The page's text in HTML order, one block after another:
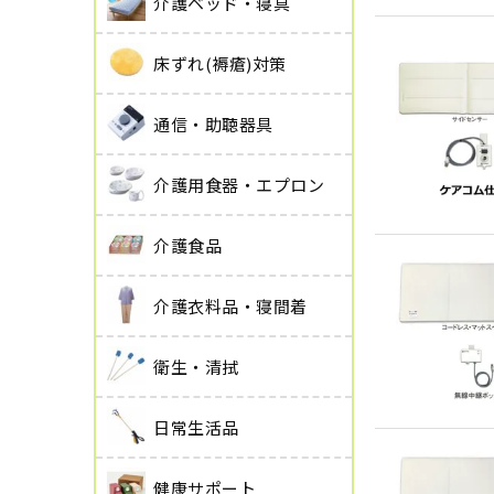
床ずれ(褥瘡)対策
通信・助聴器具
介護用食器・エプロン
介護食品
介護衣料品・寝間着
衛生・清拭
日常生活品
健康サポート